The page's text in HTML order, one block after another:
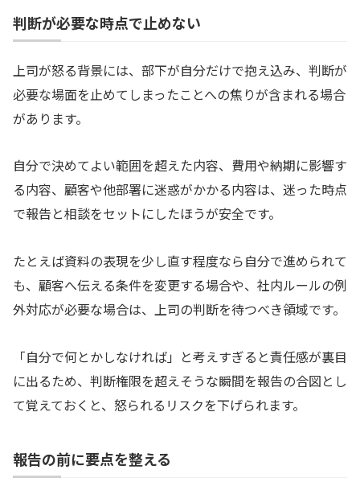
判断が必要な時点で止めない
上司が怒る背景には、部下が自分だけで抱え込み、判断が
必要な場面を止めてしまったことへの焦りが含まれる場合
があります。
自分で決めてよい範囲を超えた内容、費用や納期に影響す
る内容、顧客や他部署に迷惑がかかる内容は、迷った時点
で報告と相談をセットにしたほうが安全です。
たとえば資料の表現を少し直す程度なら自分で進められて
も、顧客へ伝える条件を変更する場合や、社内ルールの例
外対応が必要な場合は、上司の判断を待つべき領域です。
「自分で何とかしなければ」と考えすぎると責任感が裏目
に出るため、判断権限を超えそうな瞬間を報告の合図とし
て覚えておくと、怒られるリスクを下げられます。
報告の前に要点を整える